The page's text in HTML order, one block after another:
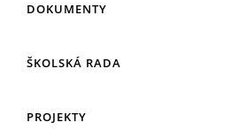
DOKUMENTY
ŠKOLSKÁ RADA
PROJEKTY